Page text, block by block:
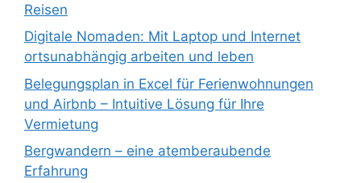
Reisen
Digitale Nomaden: Mit Laptop und Internet
ortsunabhängig arbeiten und leben
Belegungsplan in Excel für Ferienwohnungen
und Airbnb – Intuitive Lösung für Ihre
Vermietung
Bergwandern – eine atemberaubende
Erfahrung